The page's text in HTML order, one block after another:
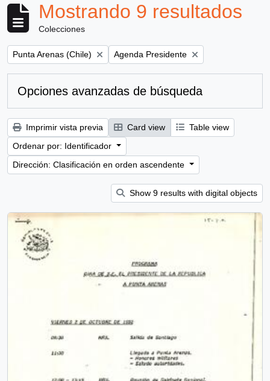
Mostrando 9 resultados
Colecciones
Remove filter:
Punta Arenas (Chile) Remove filter:
Agenda Presidente
Opciones avanzadas de búsqueda
Imprimir vista previa Card view
Table view
Ordenar por: Identificador
Dirección: Clasificación en orden ascendente
Show 9 results with digital objects